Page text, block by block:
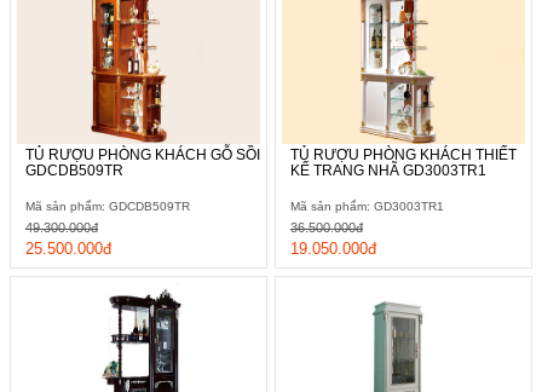
TỦ RƯỢU PHÒNG KHÁCH GỖ SỒI
GDCDB509TR
Mã sản phẩm: GDCDB509TR
25.500.000đ
49.300.000đ
TỦ RƯỢU PHÒNG KHÁCH THIẾT
KẾ TRANG NHÃ GD3003TR1
Mã sản phẩm: GD3003TR1
19.050.000đ
36.500.000đ